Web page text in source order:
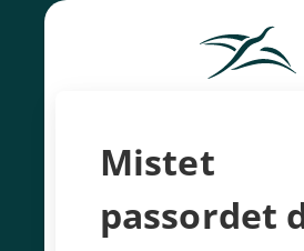
Mistet
passordet